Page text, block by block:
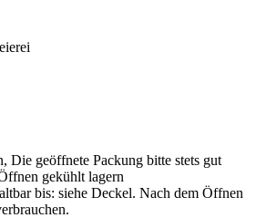
Die geöffnete Packung bitte stets gut
gekühlt lagern
bis: siehe Deckel. Nach dem Öffnen